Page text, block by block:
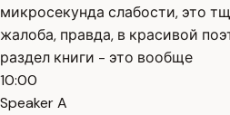
микросекунда слабости, это
жалоба, правда, в красивой
раздел книги - это вообще
10:00
Speaker A